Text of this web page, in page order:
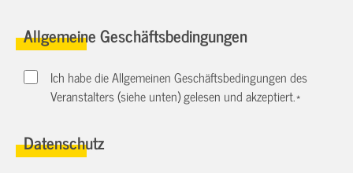
Allgemeine Geschäftsbedingungen
Ich habe die Allgemeinen Geschäftsbedingungen des
Veranstalters (siehe unten) gelesen und akzeptiert.*
Datenschutz